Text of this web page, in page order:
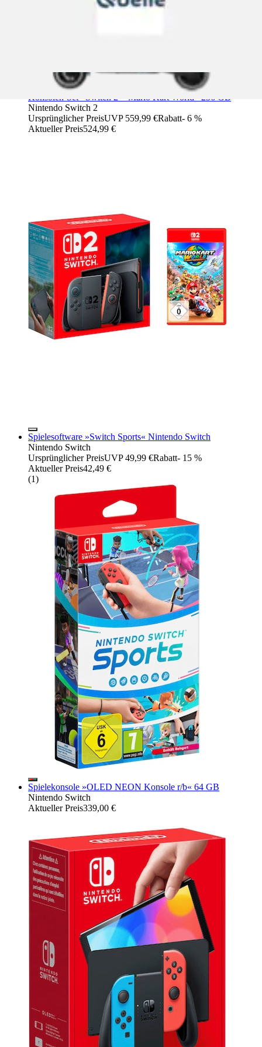
Konsolen-Set »Switch 2 + Mario Kart World« 256 GB
Nintendo Switch 2
Ursprünglicher PreisUVP 559,99 €Rabatt- 6 %
Aktueller Preis524,99 €
Spielesoftware »Switch Sports« Nintendo Switch
Nintendo Switch
Ursprünglicher PreisUVP 49,99 €Rabatt- 15 %
Aktueller Preis42,49 €
(1)
Spielekonsole »OLED NEON Konsole r/b« 64 GB
Nintendo Switch
Aktueller Preis339,00 €